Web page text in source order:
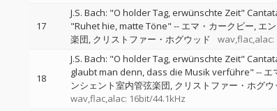
17
J.S. Bach: "O holder Tag, erwünschte Zeit"
"Ruhet hie, matte Töne" -- エマ・カークビー エ
楽団 クリストファー・ホグウッド wav,flac,alac:
18
J.S. Bach: "O holder Tag, erwünschte Zeit"
glaubt man denn, dass die Musik verführe" -- エ
ンシェント室内管弦楽団 クリストファー・ホグウ
wav,flac,alac: 16bit/44.1kHz